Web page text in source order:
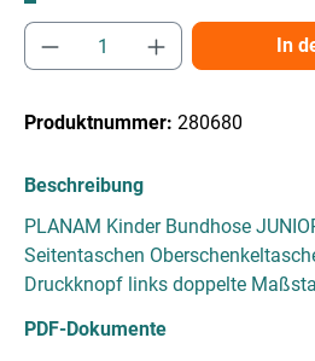
Produkt Anzahl: Gib In
Produktnummer: 280680
Beschreibung
PLANAM Kinder Bundhose
Seitentaschen
Druckknopf links doppelte
PDF-Dokumente